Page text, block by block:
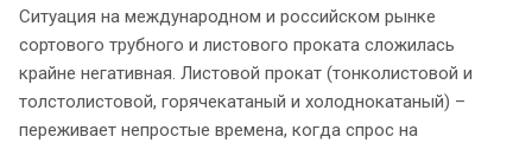
Ситуация на международном и российском рынке
сортового трубного и листового проката сложилась
крайне негативная. Листовой прокат (тонколистовой и
толстолистовой, горячекатаный и холоднокатаный) –
переживает непростые времена, когда спрос на